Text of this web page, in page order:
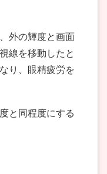
外の輝度と画面
線を移動したと
り、眼精疲労を
と同程度にする